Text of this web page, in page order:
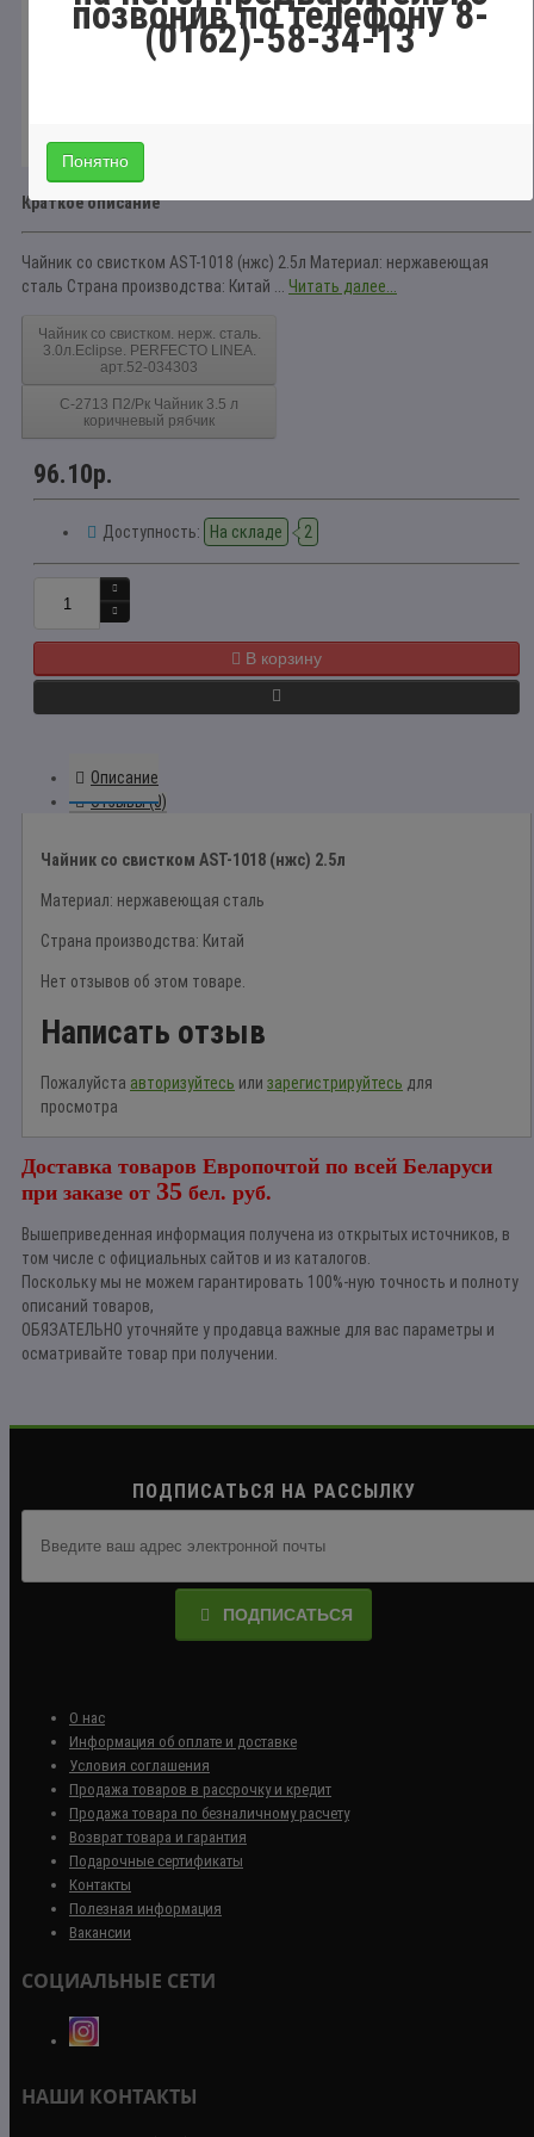
Краткое описание
Чайник со свистком AST-1018 (нжс) 2.5л Материал: нержавеющая
сталь Страна производства: Китай ... Читать далее...
Чайник со свистком. нерж. сталь.
3.0л.Eclipse. PERFECTO LINEA.
арт.52-034303
С-2713 П2/Рк Чайник 3.5 л
коричневый рябчик
96.10р.
Доступность: На складе 2
В корзину
Описание
Отзывы (0)
Чайник со свистком AST-1018 (нжс) 2.5л
Материал: нержавеющая сталь
Страна производства: Китай
Нет отзывов об этом товаре.
Написать отзыв
Пожалуйста авторизуйтесь или зарегистрируйтесь для
просмотра
Доставка товаров Европочтой по всей Беларуси
при заказе от 35 бел. руб.
Вышеприведенная информация получена из открытых источников, в
том числе с официальных сайтов и из каталогов.
Поскольку мы не можем гарантировать 100%-ную точность и полноту
описаний товаров,
ОБЯЗАТЕЛЬНО уточняйте у продавца важные для вас параметры и
осматривайте товар при получении.
ПОДПИСАТЬСЯ НА РАССЫЛКУ
ПОДПИСАТЬСЯ
О нас
Информация об оплате и доставке
Условия соглашения
Продажа товаров в рассрочку и кредит
Продажа товара по безналичному расчету
Возврат товара и гарантия
Подарочные сертификаты
Контакты
Полезная информация
Вакансии
СОЦИАЛЬНЫЕ СЕТИ
НАШИ КОНТАКТЫ
позвонив по телефону 8-
(0162)-58-34-13
Понятно